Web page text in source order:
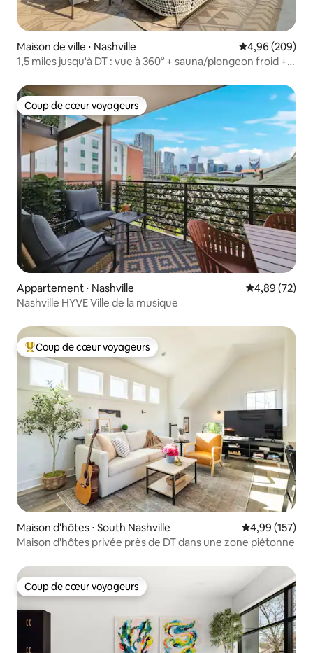
Maison de ville ⋅ Nashville Évaluation
4,96 (209)
1,5 miles jusqu'à DT : vue à 360° + sauna/plongeon froid +
Coup de cœur voyageurs
Coup de cœur voyageurs
Appartement ⋅ Nashville Évaluation
4,89 (72)
Nashville HYVE Ville de la musique
Coups de cœur voyageurs les plus appréciés
Coup de cœur voyageurs
Maison d'hôtes ⋅ South Nashville Évaluation
4,99 (157)
Maison d'hôtes privée près de DT dans une zone piétonne
Coup de cœur voyageurs
Coup de cœur voyageurs